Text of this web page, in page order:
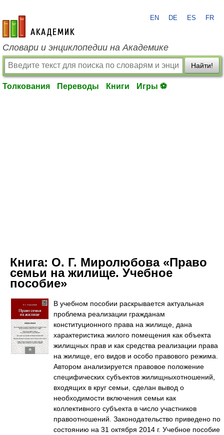
academic.ru
EN DE ES FR
Словари и энциклопедии на Академике
Найти!
Толкования Переводы Книги Игры ⚽
Книга: О. Г. Миролюбова «Право
семьи на жилище. Учебное
пособие»
В учебном пособии раскрывается актуальная
проблема реализации гражданам
конституционного права на жилище, дана
характеристика жилого помещения как объекта
жилищных прав и как средства реализации права
на жилище, его видов и особо правового режима.
Автором анализируется правовое положение
специфических субъектов жилищныхотношений,
входящих в круг семьи, сделан вывод о
необходимости включения семьи как
коллективного субъекта в число участников
правоотношений. Законодательство приведено по
состоянию на 31 октября 2014 г. Учебное пособие